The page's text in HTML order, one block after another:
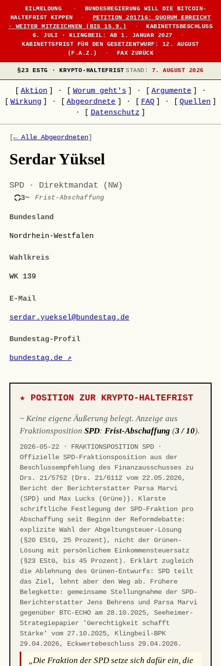
EILMELDUNG ·
BUNDESREGIERUNG WILL DIE BITCOIN-
HALTEFRIST KIPPEN
·
PETITION 201716: QUORUM ERREICHT
· WEITER MITZEICHNEN (BIS 15.9.)
·
KABINETTSBESCHLUSS
6. JULI · KLINGBEIL: AB 1. JANUAR 2027
·
KABINETTSFRIST FÜR DEN GESETZENTWURF: 12. AUGUST
(F.A.Z.)
· FAX ZURÜCK
§23 ESTG · KRYPTO-HALTEFRIST STAND: 7. AUGUST 2026
Aktion · Worum geht's · Argumente
·
Wirkung · Abgeordnete · FAQ · Quellen
·
Datenschutz
[← Alle Abgeordneten]
Serdar Yüksel
SPD · Direktmandat (NW)
3~ Frist-Abschaffung
Bundesland
Nordrhein-Westfalen
Wahlkreis
WK 139
E-Mail
serdar.yueksel@bundestag.de
Bundestag-Profil
bundestag.de ↗
★ POSITION ZUR KRYPTO-HALTEFRIST
~ Keine eigene Äußerung belegt. Anzeige aus
FraktionspositionSPD:Frist-Abschaffung (3 / 10).
2026-05-22 · FRAKTIONSPOSITION SPD ·
Offizielle SPD-Fraktionsposition aus der
Beschlussempfehlung des Finanzausschusses zu
Drs. 21/5752 (Drs. 21/6112 vom 22.05.2026,
Bericht der Berichterstatter Parsa Marvi
(SPD) und Max Lucks (Grüne)). Klarste
schriftliche Festlegung der SPD-Fraktion pro
Abschaffung seit Beginn der Reformdebatte:
explizite Wahl der Abgeltungsteuer-Lösung
(§20 EStG, 25 Prozent), nicht der Grünen-
Lösung mit persönlichem Einkommensteuersatz
(§23 EStG, bis 45 Prozent). Erklärt zugleich
die Ablehnung des Grünen-Entwurfs: SPD teilt
das Ziel, lehnt aber den Weg ab. Frühere
Belegkette: gemeinsame Stellungnahme der SPD-
Berichterstatter Jens Behrens und Parsa Marvi
gegenüber BTC-ECHO am 28.10.2025, Seeheimer-
Strategiepapier 'Gerechtigkeit schafft
Stärke' vom 27.10.2025, Klingbeil-BPK
29.04.2026, Eckwertebeschluss 29.04.2026.
„Die Fraktion der SPD setze sich dafür ein, die